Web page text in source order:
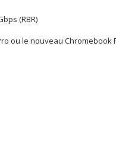
(RBR)
ou le nouveau Chromebook